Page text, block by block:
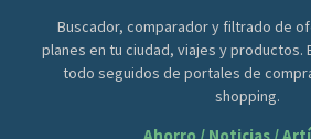
Buscador, comparador y filtrado de
planes en tu ciudad, viajes y productos.
todo seguidos de portales de
shopping.